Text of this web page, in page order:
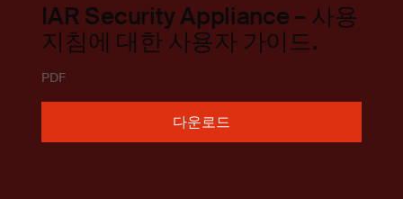
IAR Security Appliance – 사용
지침에 대한 사용자 가이드.
PDF
다운로드